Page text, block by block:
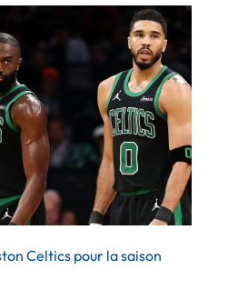
Celtics pour la saison